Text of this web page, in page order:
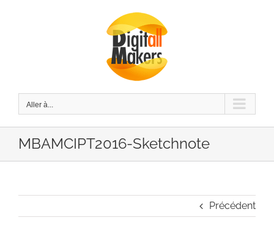
Aller à...
MBAMCIPT2016-Sketchnote
Précédent